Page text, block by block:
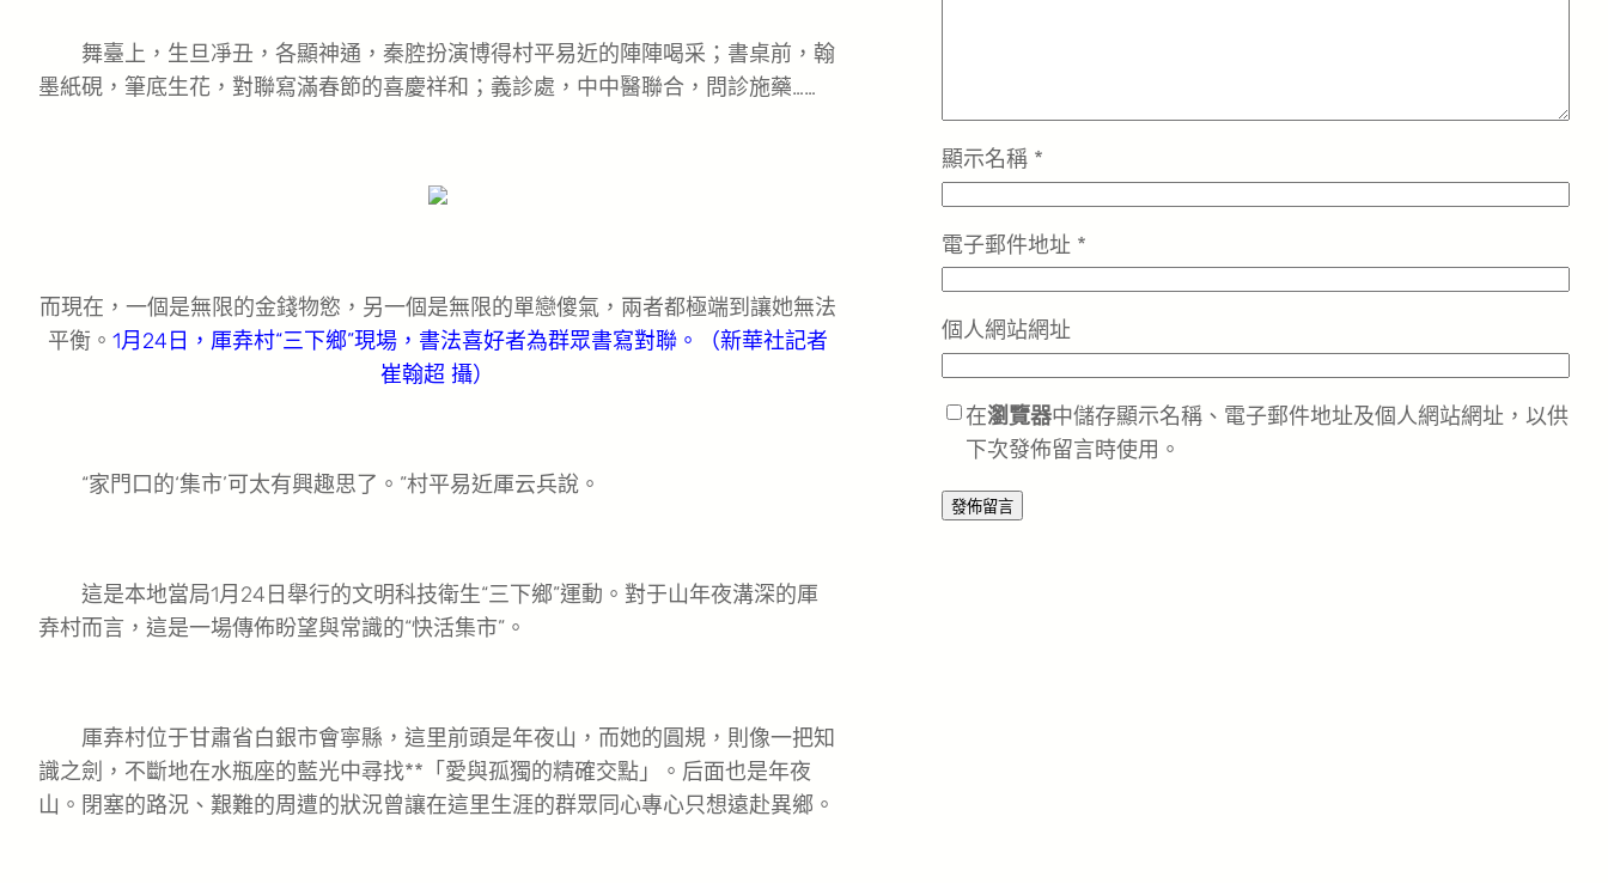
舞臺上，生旦凈丑，各顯神通，秦腔扮演博得村平易近的陣陣喝采；書桌前，翰
墨紙硯，筆底生花，對聯寫滿春節的喜慶祥和；義診處，中中醫聯合，問診施藥……
而現在，一個是無限的金錢物慾，另一個是無限的單戀傻氣，兩者都極端到讓她無法
平衡。 1月24日，厙弆村“三下鄉”現場，書法喜好者為群眾書寫對聯。（新華社記者
崔翰超 攝）
“家門口的‘集市’可太有興趣思了。”村平易近厙云兵說。
這是本地當局1月24日舉行的文明科技衛生“三下鄉”運動。對于山年夜溝深的厙
弆村而言，這是一場傳佈盼望與常識的“快活集市”。
厙弆村位于甘肅省白銀市會寧縣，這里前頭是年夜山，而她的圓規，則像一把知
識之劍，不斷地在水瓶座的藍光中尋找**「愛與孤獨的精確交點」。后面也是年夜
山。閉塞的路況、艱難的周遭的狀況曾讓在這里生涯的群眾同心專心只想遠赴異鄉。
顯示名稱 *
電子郵件地址 *
個人網站網址
在瀏覽器中儲存顯示名稱、電子郵件地址及個人網站網址，以供
下次發佈留言時使用。